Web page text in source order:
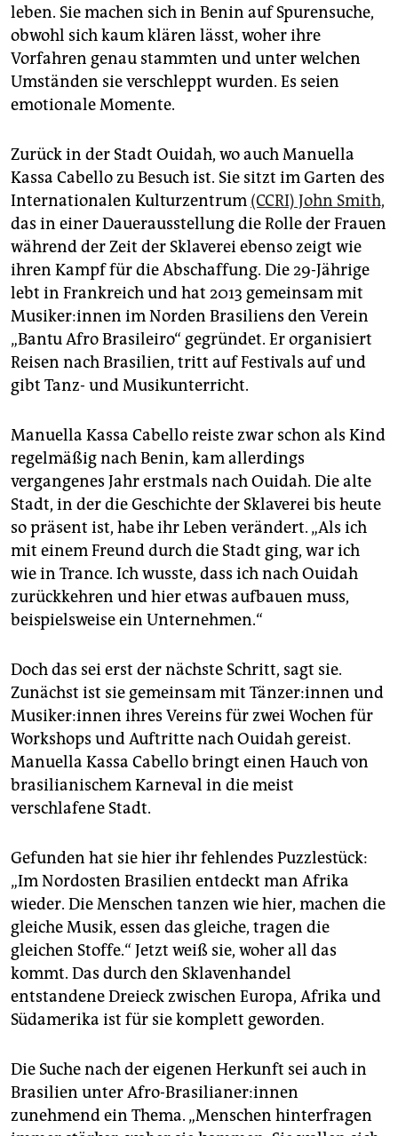
leben. Sie machen sich in Benin auf Spurensuche,
obwohl sich kaum klären lässt, woher ihre
Vorfahren genau stammten und unter welchen
Umständen sie verschleppt wurden. Es seien
emotionale Momente.
Zurück in der Stadt Ouidah, wo auch Manuella
Kassa Cabello zu Besuch ist. Sie sitzt im Garten des
Internationalen Kulturzentrum (CCRI) John Smith,
das in einer Dauerausstellung die Rolle der Frauen
während der Zeit der Sklaverei ebenso zeigt wie
ihren Kampf für die Abschaffung. Die 29-Jährige
lebt in Frankreich und hat 2013 gemeinsam mit
Mu­si­ke­r:in­nen im Norden Brasiliens den Verein
„Bantu Afro Brasileiro“ gegründet. Er organisiert
Reisen nach Brasilien, tritt auf Festivals auf und
gibt Tanz- und Musikunterricht.
Manuella Kassa Cabello reiste zwar schon als Kind
regelmäßig nach Benin, kam allerdings
vergangenes Jahr erstmals nach Ouidah. Die alte
Stadt, in der die Geschichte der Sklaverei bis heute
so präsent ist, habe ihr Leben verändert. „Als ich
mit einem Freund durch die Stadt ging, war ich
wie in Trance. Ich wusste, dass ich nach Ouidah
zurückkehren und hier etwas aufbauen muss,
beispielsweise ein Unternehmen.“
Doch das sei erst der nächste Schritt, sagt sie.
Zunächst ist sie gemeinsam mit Tän­ze­r:in­nen und
Mu­si­ke­r:in­nen ihres Vereins für zwei Wochen für
Workshops und Auftritte nach Ouidah gereist.
Manuella Kassa Cabello bringt einen Hauch von
brasilianischem Karneval in die meist
verschlafene Stadt.
Gefunden hat sie hier ihr fehlendes Puzzlestück:
„Im Nordosten Brasilien entdeckt man Afrika
wieder. Die Menschen tanzen wie hier, machen die
gleiche Musik, essen das gleiche, tragen die
gleichen Stoffe.“ Jetzt weiß sie, woher all das
kommt. Das durch den Sklavenhandel
entstandene Dreieck zwischen Europa, Afrika und
Südamerika ist für sie komplett geworden.
Die Suche nach der eigenen Herkunft sei auch in
Brasilien unter Afro-Brasilianer:innen
zunehmend ein Thema. „Menschen hinterfragen